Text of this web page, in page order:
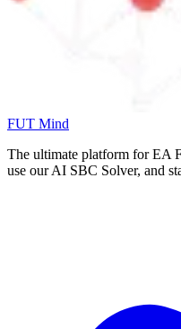
FUT Mind
The ultimate platform for EA
use our AI SBC Solver, and